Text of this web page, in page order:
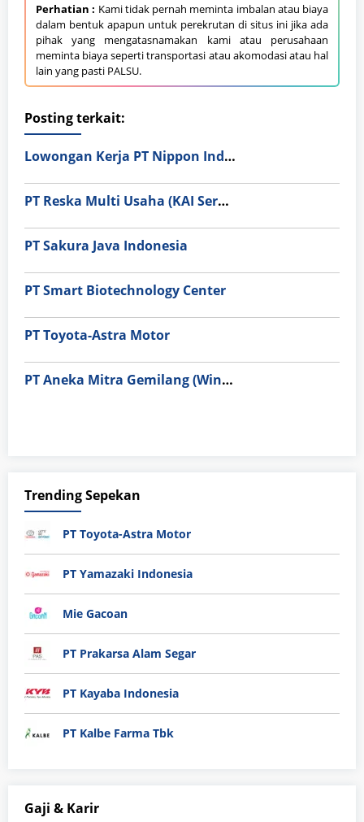
Perhatian : Kami tidak pernah meminta imbalan atau biaya
dalam bentuk apapun untuk perekrutan di situs ini jika ada
pihak yang mengatasnamakan kami atau perusahaan
meminta biaya seperti transportasi atau akomodasi atau hal
lain yang pasti PALSU.
Posting terkait:
Lowongan Kerja PT Nippon Indosari Corpindo Tbk. Bulan Agustus 2026
PT Reska Multi Usaha (KAI Services)
PT Sakura Java Indonesia
PT Smart Biotechnology Center
PT Toyota-Astra Motor
PT Aneka Mitra Gemilang (Wings Group)
Trending Sepekan
PT Toyota-Astra Motor
PT Yamazaki Indonesia
Mie Gacoan
PT Prakarsa Alam Segar
PT Kayaba Indonesia
PT Kalbe Farma Tbk
Gaji & Karir